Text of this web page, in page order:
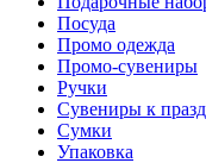
Посуда
Промо одежда
Промо-сувениры
Ручки
Сувениры к
Сумки
Упаковка